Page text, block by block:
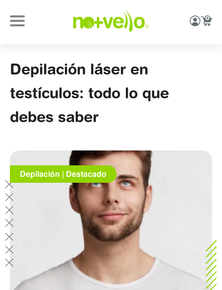
Depilación láser en
testículos: todo lo que
debes saber
Depilación | Destacado